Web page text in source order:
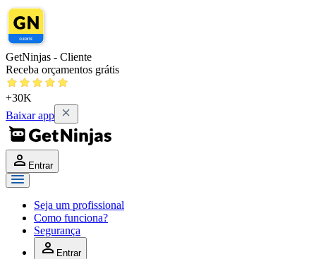
GetNinjas - Cliente
Receba orçamentos grátis
+30K
Baixar app
Entrar
Seja um profissional
Como funciona?
Segurança
Entrar